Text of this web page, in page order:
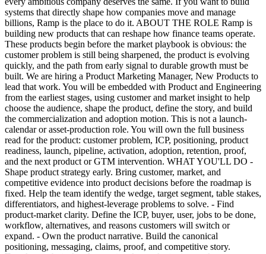
systems that directly shape how companies move and manage
billions, Ramp is the place to do it. ABOUT THE ROLE Ramp is
building new products that can reshape how finance teams operate.
These products begin before the market playbook is obvious: the
customer problem is still being sharpened, the product is evolving
quickly, and the path from early signal to durable growth must be
built. We are hiring a Product Marketing Manager, New Products to
lead that work. You will be embedded with Product and Engineering
from the earliest stages, using customer and market insight to help
choose the audience, shape the product, define the story, and build
the commercialization and adoption motion. This is not a launch-
calendar or asset-production role. You will own the full business
read for the product: customer problem, ICP, positioning, product
readiness, launch, pipeline, activation, adoption, retention, proof,
and the next product or GTM intervention. WHAT YOU'LL DO -
Shape product strategy early. Bring customer, market, and
competitive evidence into product decisions before the roadmap is
fixed. Help the team identify the wedge, target segment, table stakes,
differentiators, and highest-leverage problems to solve. - Find
product-market clarity. Define the ICP, buyer, user, jobs to be done,
workflow, alternatives, and reasons customers will switch or
expand. - Own the product narrative. Build the canonical
positioning, messaging, claims, proof, and competitive story.